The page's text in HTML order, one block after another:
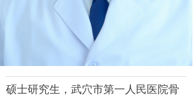
硕士研究生，武穴市第一人民医院骨